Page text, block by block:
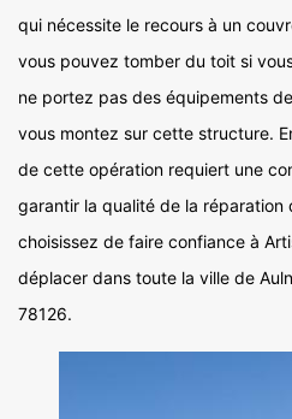
qui nécessite le recours à un
vous pouvez tomber du toit si
ne portez pas des équipements
vous montez sur cette structure.
de cette opération requiert une
garantir la qualité de la réparation
choisissez de faire confiance à
déplacer dans toute la ville de
78126.